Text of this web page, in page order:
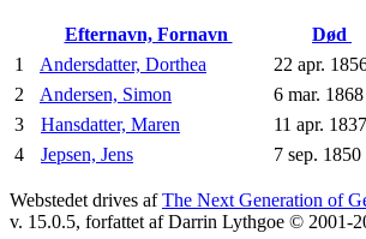
Efternavn, Fornavn Død
1
Andersdatter, Dorthea 22 apr.
2
Andersen, Simon 6 mar. 1868
3
Hansdatter, Maren 11 apr. 1837
4
Jepsen, Jens 7 sep. 1850
Webstedet drives afThe Next Generation of
v. 15.0.5, forfattet af Darrin Lythgoe © 2001-